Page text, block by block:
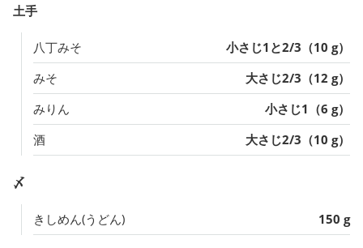
土手
八丁みそ
小さじ1と2/3（10 g）
みそ
大さじ2/3（12 g）
みりん
小さじ1（6 g）
酒
大さじ2/3（10 g）
〆
きしめん(うどん) 150 g